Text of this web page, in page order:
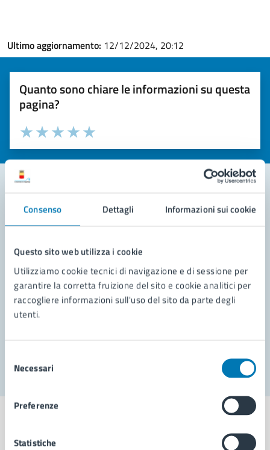
Consenso Dettagli Informazioni sui cookie
Questo sito web utilizza i cookie
Utilizziamo cookie tecnici di navigazione e di sessione per
garantire la corretta fruizione del sito e cookie analitici per
raccogliere informazioni sull'uso del sito da parte degli
utenti.
delNecessari
Preferenze
Statistiche
Ultimo aggiornamento: 12/12/2024, 20:12
Quanto sono chiare le informazioni su questa
pagina?
Valuta la chiarezza delle informazioni (da 1 a 5 stelle)
Seleziona il numero di stelle per valutare la chiarezza delle
Valuta 5 stelle su 5
Valuta 4 stelle su 5
Valuta 3 stelle su 5
Valuta 2 stelle su 5
Valuta 1 stelle su 5
Contatta il comune
Richiedi assistenza
Prenota appuntamento
Problemi in città